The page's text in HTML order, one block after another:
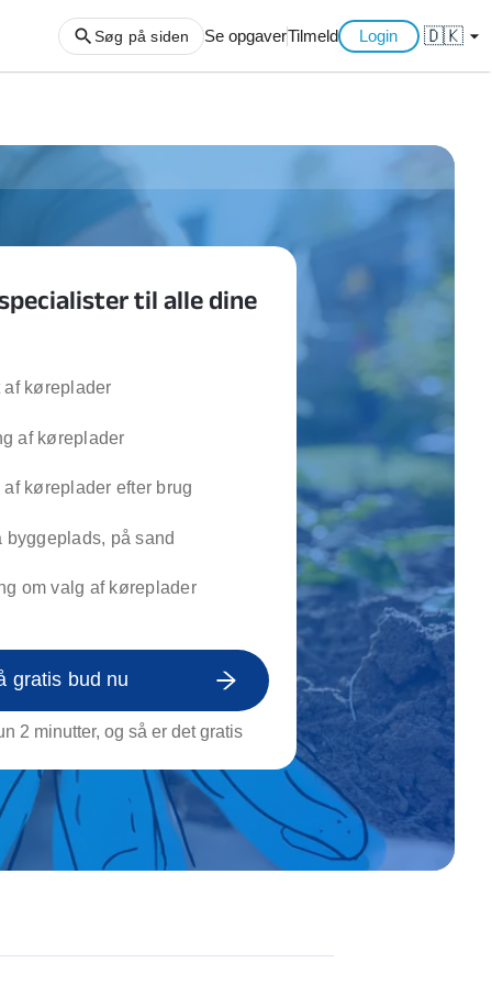
af storskrald
af køkken
af genstande
Søg på siden Se opgaverTilmeld Login 🇩🇰 arrow_drop_down
til alle dine
af køreplader
af køreplader
af køreplader efter brug
byggeplads, på sand
om valg af køreplader
gratis bud nu
2 minutter, og så er det gratis